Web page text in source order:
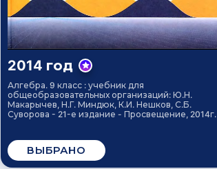
2014 год
Алгебра. 9 класс : учебник для
общеобразовательных организаций: Ю.Н.
Макарычев, Н.Г. Миндюк, К.И. Нешков, С.Б.
Суворова - 21-е издание - Просвещение, 2014г.
ВЫБРАНО